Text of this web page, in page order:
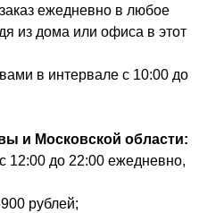
ежедневно в любое
из дома или офиса в этот
в интервале с 10:00 до
и Московской области:
12:00 до 22:00 ежедневно,
рублей;